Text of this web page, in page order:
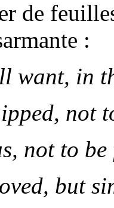
de
:
want, in
not
not to be
but